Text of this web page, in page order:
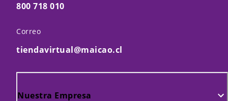
800 718 010
Correo
tiendavirtual@maicao.cl
Nuestra Empresa